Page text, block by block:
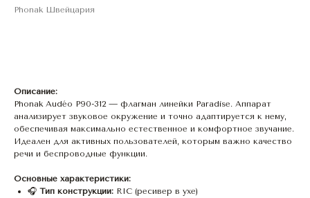
Phonak Швейцария
Описание:
Phonak Audéo P90-312 — флагман линейки Paradise. Аппарат
анализирует звуковое окружение и точно адаптируется к нему,
обеспечивая максимально естественное и комфортное звучание.
Идеален для активных пользователей, которым важно качество
речи и беспроводные функции.
Основные характеристики:
🎧 Тип конструкции: RIC (ресивер в ухе)